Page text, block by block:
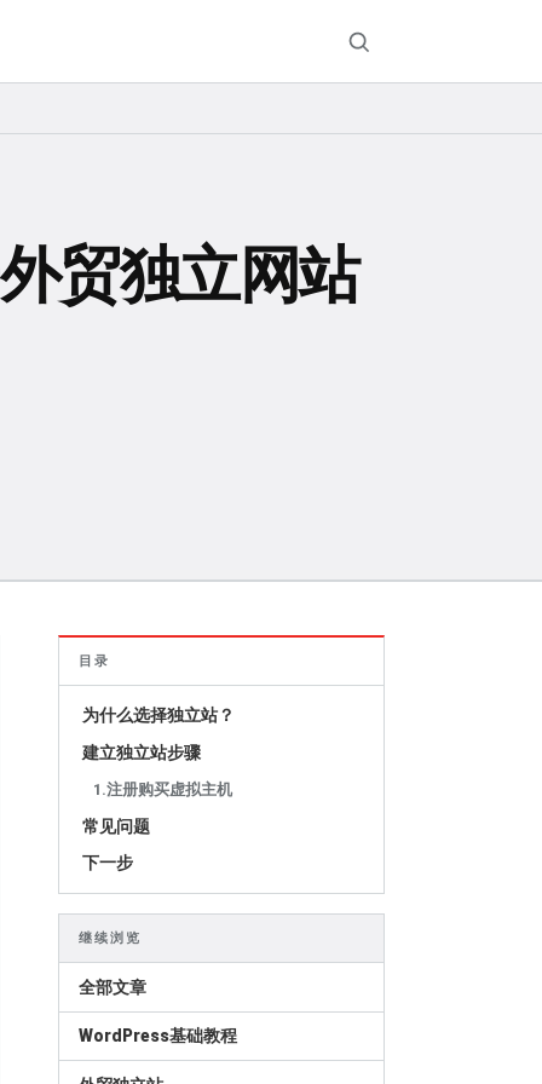
贸独立网站
目录
为什么选择独立站？
建立独立站步骤
1.注册购买虚拟主机
常见问题
下一步
继续浏览
全部文章
WordPress基础教程